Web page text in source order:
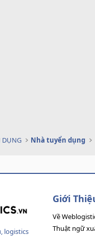
DỤNG Nhà tuyển dụng
logistics
Giới
Về
Thuật ngữ